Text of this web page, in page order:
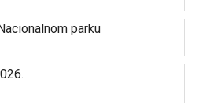
parku